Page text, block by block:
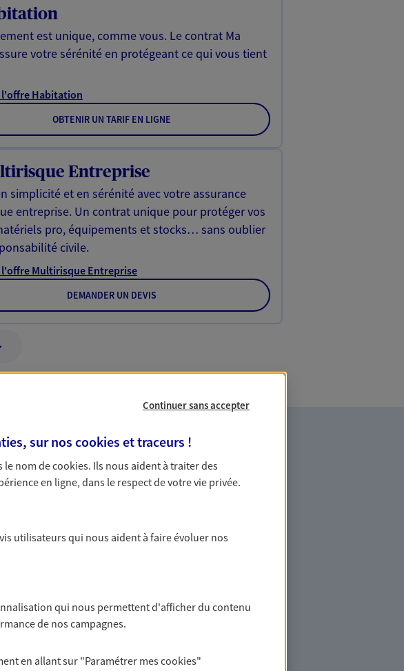
est unique, comme vous. Le contrat Ma
votre sérénité en protégeant ce qui vous tient
l'offre Habitation
OBTENIR UN TARIF EN LIGNE
Entreprise
simplicité et en sérénité avec votre assurance
entreprise. Un contrat unique pour protéger vos
pro, équipements et stocks… sans oublier
civile.
Multirisque Entreprise
DEMANDER UN DEVIS
Accompagner les professionnels et les
ensemble des solutions cohérentes pour protéger
activité, vos collaborateurs... mais aussi vous-même et
Continuer sans accepter
sur nos cookies et traceurs !
le nom decookies. Ils nous aident à traiter des
en ligne, dans le respect de votre vie privée.
utilisateurs qui nous aident à faire évoluer nos
qui nous permettent d'afficher du contenu
de nos campagnes.
en allant sur "Paramétrer mescookies"